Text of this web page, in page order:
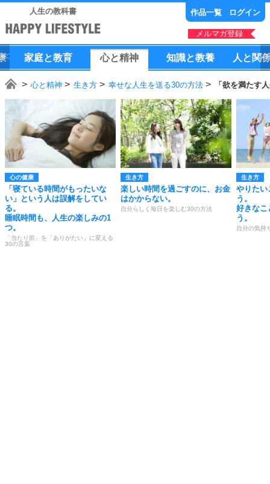
人生の教科書 作品一覧 ログイン
メルマガ登録
家庭と教育 心と精神 知識と教養 人 と 関
心と精神 生き方 幸せな人生を送る30の方法 「欲を満たす
心の健康
「寝ている時間がもったいな
い」という人は誤解をしてい
る。
睡眠時間も、人生の楽しみの1
つ。
「当たり前」を「ありがたい」に変える
30の言葉
生き方
楽しい時間を過ごすのに、お金
はかからない。
自分らしく毎日を楽しむ30の方法
生き方
やりたい
う。
好きなこ
う。
自分の気持